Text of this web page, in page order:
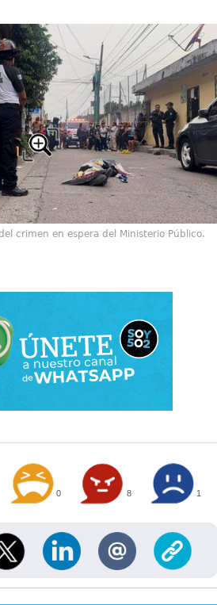
crimen en espera del Ministerio Público.
0 8 1